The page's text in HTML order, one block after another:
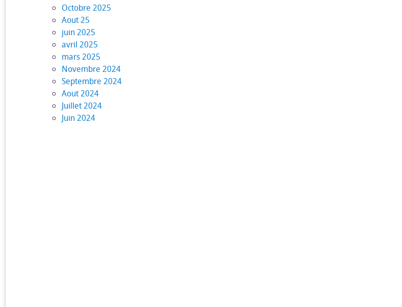
Octobre 2025
Aout 25
juin 2025
avril 2025
mars 2025
Novembre 2024
Septembre 2024
Aout 2024
Juillet 2024
Juin 2024